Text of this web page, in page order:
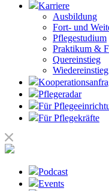
Karriere
Ausbildung
Fort- und
Pflegestudium
Praktikum &
Quereinstieg
Wiedereinstieg
Pflegeradar
Für
Für Pflegekräfte
Podcast
Events